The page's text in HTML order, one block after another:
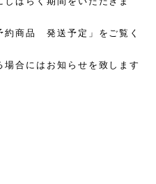
約商品 発送予定」をご覧く
合にはお知らせを致します